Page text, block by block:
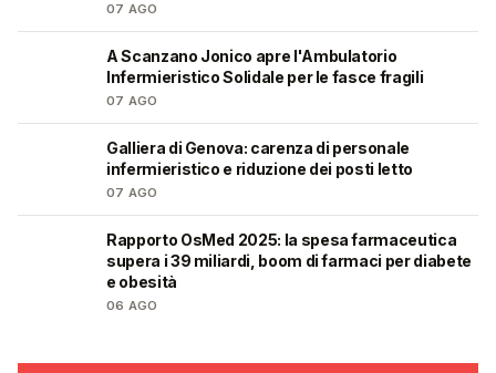
07 AGO
A Scanzano Jonico apre l'Ambulatorio
Infermieristico Solidale per le fasce fragili
07 AGO
Galliera di Genova: carenza di personale
infermieristico e riduzione dei posti letto
07 AGO
Rapporto OsMed 2025: la spesa farmaceutica
supera i 39 miliardi, boom di farmaci per diabete
e obesità
06 AGO